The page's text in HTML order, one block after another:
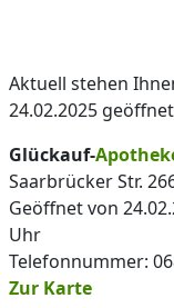
Aktuell stehen
24.02.2025
Glückauf-
Saarbrücker Str.
Geöffnet von
Uhr
Telefonnummer:
Zur Karte